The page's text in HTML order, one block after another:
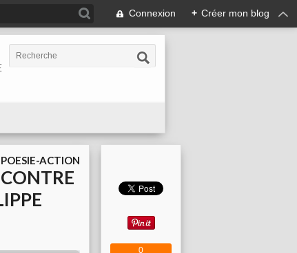
Connexion + Créer mon blog
POESIE-ACTION
0